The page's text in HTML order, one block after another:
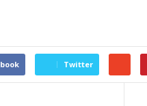
Twitter